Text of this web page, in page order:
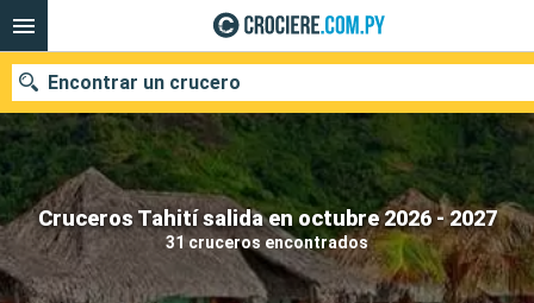
Cruceros Tahití salida en octubre 2026 - 2027
31 cruceros encontrados
Encontrar un crucero
Nuestros destinos
Fecha de salida